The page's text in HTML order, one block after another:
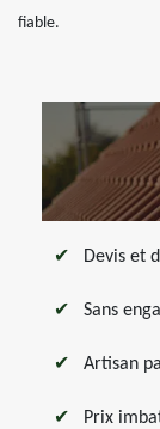
fiable.
Devis et
Sans
Artisan
Prix